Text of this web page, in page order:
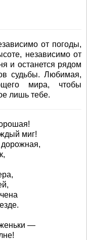
от погоды,
независимо от
и останется рядом
судьбы. Любимая,
мира, чтобы
лишь тебе.
миг!
—